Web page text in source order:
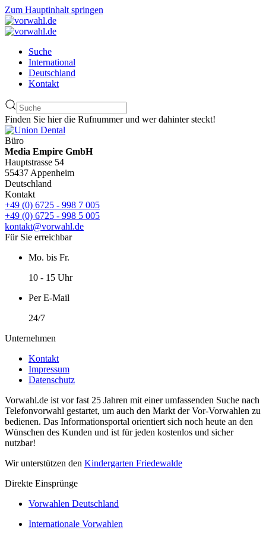
Zum Hauptinhalt springen
Suche
International
Deutschland
Kontakt
Finden Sie hier die Rufnummer und wer dahinter steckt!
Büro
Media Empire GmbH
Hauptstrasse 54
55437 Appenheim
Deutschland
Kontakt
+49 (0) 6725 - 998 7 005
+49 (0) 6725 - 998 5 005
kontakt@vorwahl.de
Für Sie erreichbar
Mo. bis Fr.
10 - 15 Uhr
Per E-Mail
24/7
Unternehmen
Kontakt
Impressum
Datenschutz
Vorwahl.de ist vor fast 25 Jahren mit einer umfassenden Suche nach
Telefonvorwahl gestartet, um auch den Markt der Vor-Vorwahlen zu
bedienen. Das Informationsportal orientiert sich noch heute an den
Wünschen des Kunden und ist für jeden kostenlos und sicher
nutzbar!
Wir unterstützen den Kindergarten Friedewalde
Direkte Einsprünge
Vorwahlen Deutschland
Internationale Vorwahlen